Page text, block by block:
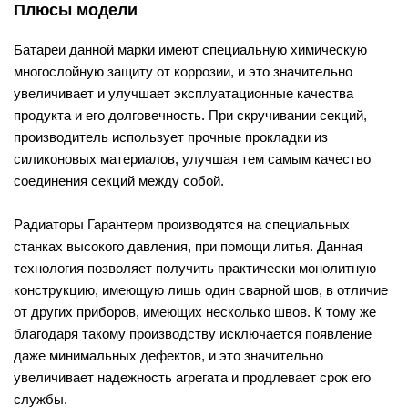
Плюсы модели
Батареи данной марки имеют специальную химическую
многослойную защиту от коррозии, и это значительно
увеличивает и улучшает эксплуатационные качества
продукта и его долговечность. При скручивании секций,
производитель использует прочные прокладки из
силиконовых материалов, улучшая тем самым качество
соединения секций между собой.
Радиаторы Гарантерм производятся на специальных
станках высокого давления, при помощи литья. Данная
технология позволяет получить практически монолитную
конструкцию, имеющую лишь один сварной шов, в отличие
от других приборов, имеющих несколько швов. К тому же
благодаря такому производству исключается появление
даже минимальных дефектов, и это значительно
увеличивает надежность агрегата и продлевает срок его
службы.